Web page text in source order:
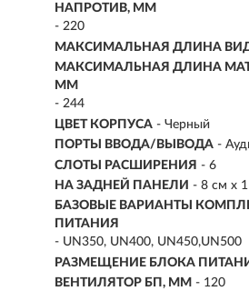
НАПРОТИВ, ММ
- 220
МАКСИМАЛЬНАЯ ДЛИНА
МАКСИМАЛЬНАЯ ДЛИНА
ММ
- 244
ЦВЕТ КОРПУСА - Черный
ПОРТЫ ВВОДА/ВЫВОДА -
СЛОТЫ РАСШИРЕНИЯ - 6
НА ЗАДНЕЙ ПАНЕЛИ - 8 см x
БАЗОВЫЕ ВАРИАНТЫ
ПИТАНИЯ
- UN350, UN400, UN450,UN500
РАЗМЕЩЕНИЕ БЛОКА
ВЕНТИЛЯТОР БП, ММ - 120